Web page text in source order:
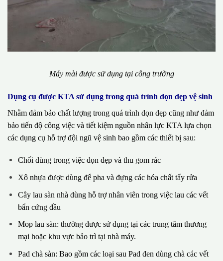
Máy mài được sử dụng tại công trường
Dụng cụ được KTA sử dụng trong quá trình dọn dẹp vệ sinh
Nhằm đảm bảo chất lượng trong quá trình dọn dẹp cũng như đảm
bảo tiến độ công việc và tiết kiệm nguồn nhân lực KTA lựa chọn
các dụng cụ hỗ trợ đội ngũ vệ sinh bao gồm các thiết bị sau:
Chổi dùng trong việc dọn dẹp và thu gom rác
Xô nhựa được dùng để pha và đựng các hóa chất tẩy rửa
Cây lau sàn nhà dùng hỗ trợ nhân viên trong việc lau các vết
bẩn cứng đầu
Mop lau sàn: thường được sử dụng tại các trung tâm thương
mại hoặc khu vực bảo trì tại nhà máy.
Pad chà sàn: Bao gồm các loại sau Pad đen dùng chà các vết